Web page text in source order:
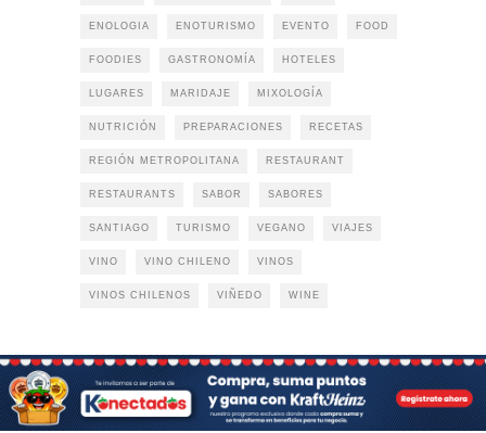
ENOLOGIA ENOTURISMO EVENTO FOOD
FOODIES GASTRONOMÍA HOTELES
LUGARES MARIDAJE MIXOLOGÍA
NUTRICIÓN PREPARACIONES RECETAS
REGIÓN METROPOLITANA RESTAURANT
RESTAURANTS SABOR SABORES
SANTIAGO TURISMO VEGANO VIAJES
VINO VINO CHILENO VINOS
VINOS CHILENOS VIÑEDO WINE